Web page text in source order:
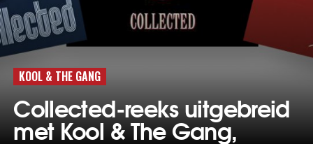
KOOL & THE GANG
Collected-reeks uitgebreid
met Kool & The Gang,